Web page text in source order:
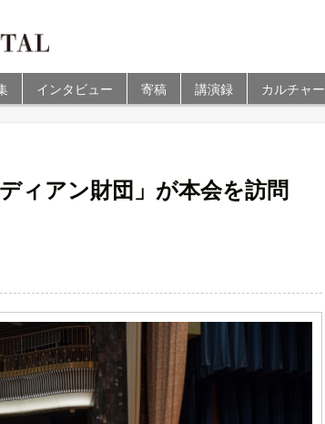
インタビュー 寄稿 講演録 カルチャー
ィアン財団」が本会を訪問